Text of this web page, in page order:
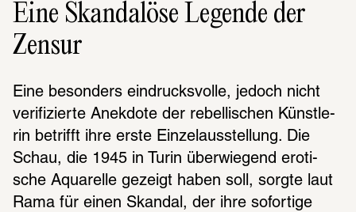
Eine Skandalöse Legende der
Zensur
Eine beson­ders eindrucks­volle, jedoch nicht
veri­fi­zierte Anek­dote der rebel­li­schen Künst­le­
rin betrifft ihre erste Einzel­aus­stel­lung. Die
Schau, die 1945 in Turin über­wie­gend eroti­
sche Aqua­relle gezeigt haben soll, sorgte laut
Rama für einen Skan­dal, der ihre sofor­tige